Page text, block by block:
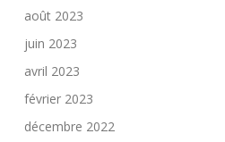
août 2023
juin 2023
avril 2023
février 2023
décembre 2022